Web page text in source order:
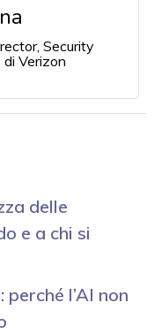
Security
Verizon
delle
e a chi si
l’AI non